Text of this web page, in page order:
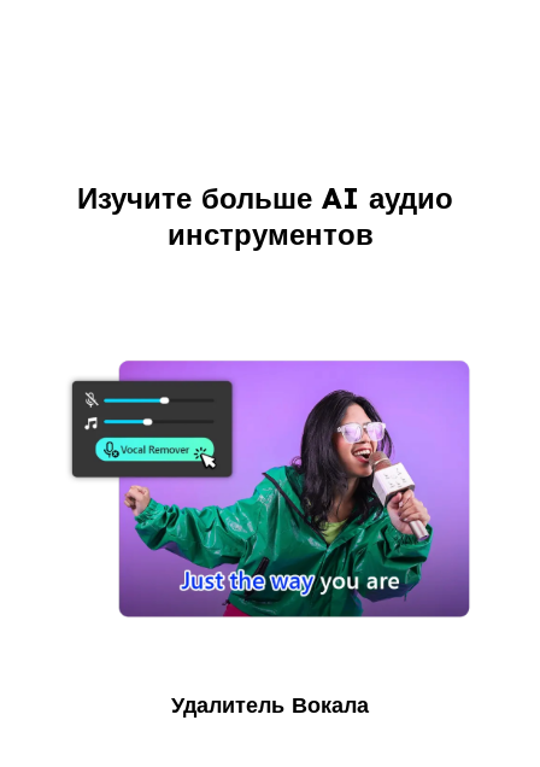
Изучите больше AI аудио
инструментов
Удалитель Вокала